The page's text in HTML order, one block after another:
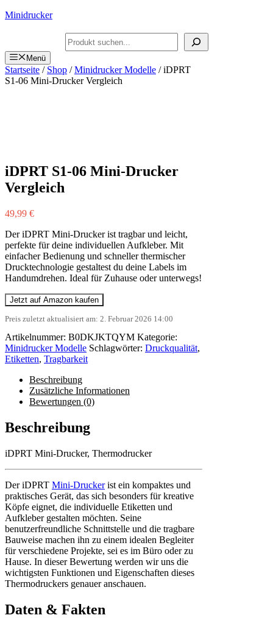
Zum
Minidrucker
Suchen
Menü
Startseite / Shop /Minidrucker Modelle / iDPRT
S1-06 Mini-Drucker Vergleich
iDPRT S1-06 Mini-Drucker
Vergleich
49,99 €
Der iDPRT Mini-Drucker ist tragbar und leicht,
perfekte für deine individuellen Aufkleber. Mit
einfacher Bedienung und schneller thermischer
Drucktechnologie gestaltest du deine Labels im
Handumdrehen. Ideal für Zuhause oder unterwegs!
Jetzt auf Amazon kaufen
Preis zuletzt aktualisiert am: 2. Februar 2026 14:00
Artikelnummer: B0DKJKTQYM Kategorie:
Minidrucker Modelle Schlagwörter: Druckqualität,
Etiketten, Tragbarkeit
Beschreibung
Zusätzliche Informationen
Bewertungen (0)
Beschreibung
iDPRT Mini-Drucker, Thermodrucker
Der iDPRT Mini-Druckerist ein kompaktes und
praktisches Gerät, das sich besonders für kreative
Köpfe eignet, die individuelle Etiketten und
Aufkleber gestalten möchten. Seine
benutzerfreundliche Schnittstelle und die tragbare
Bauweise machen ihn zu einem idealen Begleiter
für verschiedene Projekte, sei es im Büro oder zu
Hause. In dieser Bewertung werden wir uns die
wichtigsten Funktionen und Eigenschaften dieses
Thermodruckers genauer anschauen.
Daten & Fakten